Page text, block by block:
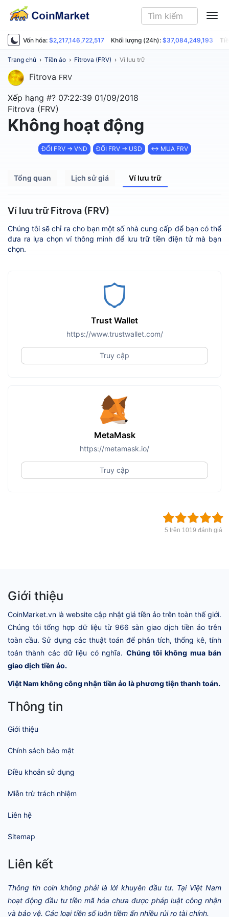
Vốn hóa: $2,217,146,722,517 Khối lượng (24h): $37,084,249,193
Trang chủ › Tiền ảo › Fitrova (FRV) › Ví lưu trữ
Fitrova FRV
Xếp hạng #? 07:22:39 01/09/2018
Fitrova (FRV)
Không hoạt động
ĐỔI FRV → VND ĐỔI FRV → USD ↔ MUA FRV
Tổng quan Lịch sử giá Ví lưu trữ
Ví lưu trữ Fitrova (FRV)
Chúng tôi sẽ chỉ ra cho bạn một số nhà cung cấp để bạn có thể
đưa ra lựa chọn ví thông minh để lưu trữ tiền điện tử mà bạn
chọn.
Trust Wallet
https://www.trustwallet.com/
Truy cập
MetaMask
https://metamask.io/
Truy cập
5 trên 1019 đánh giá
Giới thiệu
CoinMarket.vn là website cập nhật giá tiền ảo trên toàn thế giới.
Chúng tôi tổng hợp dữ liệu từ 966 sàn giao dịch tiền ảo trên
toàn cầu. Sử dụng các thuật toán để phân tích, thống kê, tính
toán thành các dữ liệu có nghĩa. Chúng tôi không mua bán
giao dịch tiền ảo.
Việt Nam không công nhận tiền ảo là phương tiện thanh toán.
Thông tin
Giới thiệu
Chính sách bảo mật
Điều khoản sử dụng
Miễn trừ trách nhiệm
Liên hệ
Sitemap
Liên kết
Thông tin coin không phải là lời khuyên đầu tư. Tại Việt Nam
hoạt động đầu tư tiền mã hóa chưa được pháp luật công nhận
và bảo vệ. Các loại tiền số luôn tiềm ẩn nhiều rủi ro tài chính.